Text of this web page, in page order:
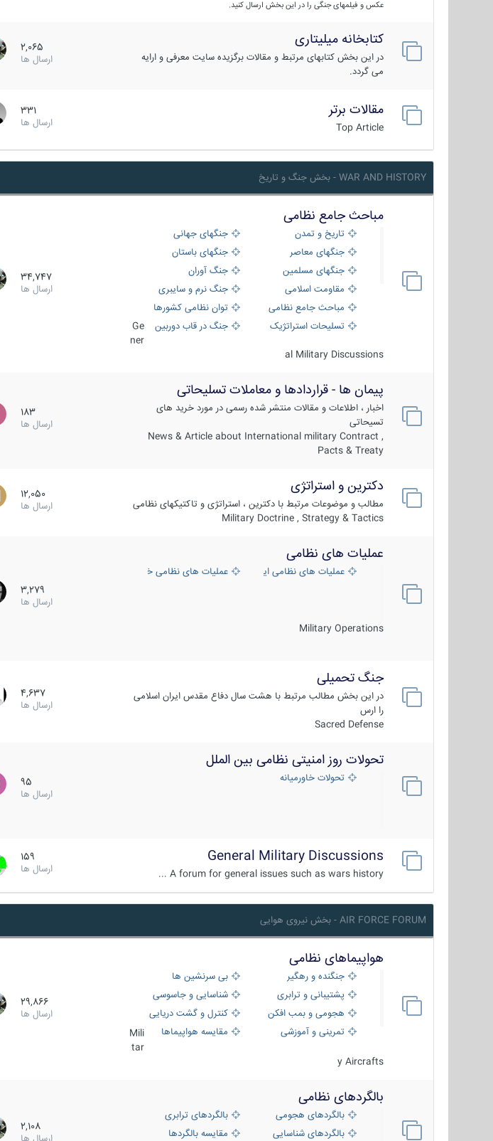
عکس و فیلمهای جنگی را در این بخش ارسال کنید.
کتابخانه میلیتاری
در این بخش کتابهای مرتبط و مقالات برگزیده سایت معرفی و ارایه
می گردد.
2,065
ارسال ها
مقالات برتر
Top Article
331
ارسال ها
WAR AND HISTORY - بخش جنگ و تاریخ
مباحث جامع نظامی
تاریخ و تمدن
جنگهای جهانی
جنگهای معاصر
جنگهای باستان
جنگهای مسلمین
جنگ آوران
مقاومت اسلامی
جنگ نرم و سایبری
مباحث جامع نظامی
توان نظامی کشورها
تسلیحات استراتژیک
جنگ در قاب دوربین
Ge
ner
al Military Discussions
34,747
ارسال ها
پیمان ها - قراردادها و معاملات تسلیحاتی
اخبار ، اطلاعات و مقالات منتشر شده رسمی در مورد خرید های
تسیحاتی
News & Article about International military Contract ,
Pacts & Treaty
183
ارسال ها
دکترین و استراتژی
مطالب و موضوعات مرتبط با دکترین ، استراتژی و تاکتیکهای نظامی
Military Doctrine , Strategy & Tactics
12,050
ارسال ها
عملیات های نظامی
عملیات های نظامی ایران عملیات های نظامی خارجی
Military Operations
3,279
ارسال ها
جنگ تحمیلی
در این بخش مطالب مرتبط با هشت سال دفاع مقدس ایران اسلامی
را ارس
Sacred Defense
4,637
ارسال ها
تحولات روز امنیتی نظامی بین الملل
تحولات خاورمیانه
95
ارسال ها
General Military Discussions
A forum for general issues such as wars history ...
159
ارسال ها
AIR FORCE FORUM - بخش نیروی هوایی
هواپیماهای نظامی
جنگنده و رهگیر
بی سرنشین ها
پشتیبانی و ترابری
شناسایی و جاسوسی
هجومی و بمب افکن
کنترل و گشت دریایی
تمرینی و آموزشی
مقایسه هواپیماها
Mili
tar
y Aircrafts
29,866
ارسال ها
بالگردهای نظامی
بالگردهای هجومی
بالگردهای ترابری
بالگردهای شناسایی
مقایسه بالگردها
2,108